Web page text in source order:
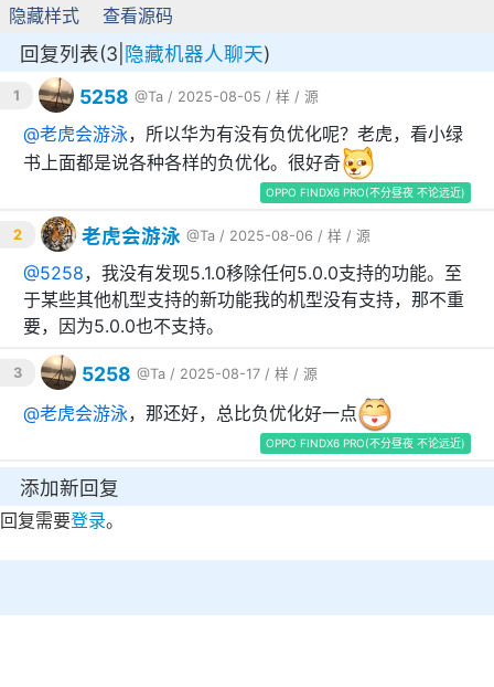
隐藏样式
查看源码
回复列表(3| 隐藏机器人聊天)
1 5258 @Ta / 2025-08-05 / 样 / 源
@老虎会游泳，所以华为有没有负优化呢？老虎，看小绿
书上面都是说各种各样的负优化。很好奇
OPPO FINDX6 PRO(不分昼夜 不论远近)
2 老虎会游泳 @Ta / 2025-08-06 / 样 / 源
@5258，我没有发现5.1.0移除任何5.0.0支持的功能。至
于某些其他机型支持的新功能我的机型没有支持，那不重
要，因为5.0.0也不支持。
3 5258 @Ta / 2025-08-17 / 样 / 源
@老虎会游泳，那还好，总比负优化好一点
OPPO FINDX6 PRO(不分昼夜 不论远近)
添加新回复
回复需要登录。